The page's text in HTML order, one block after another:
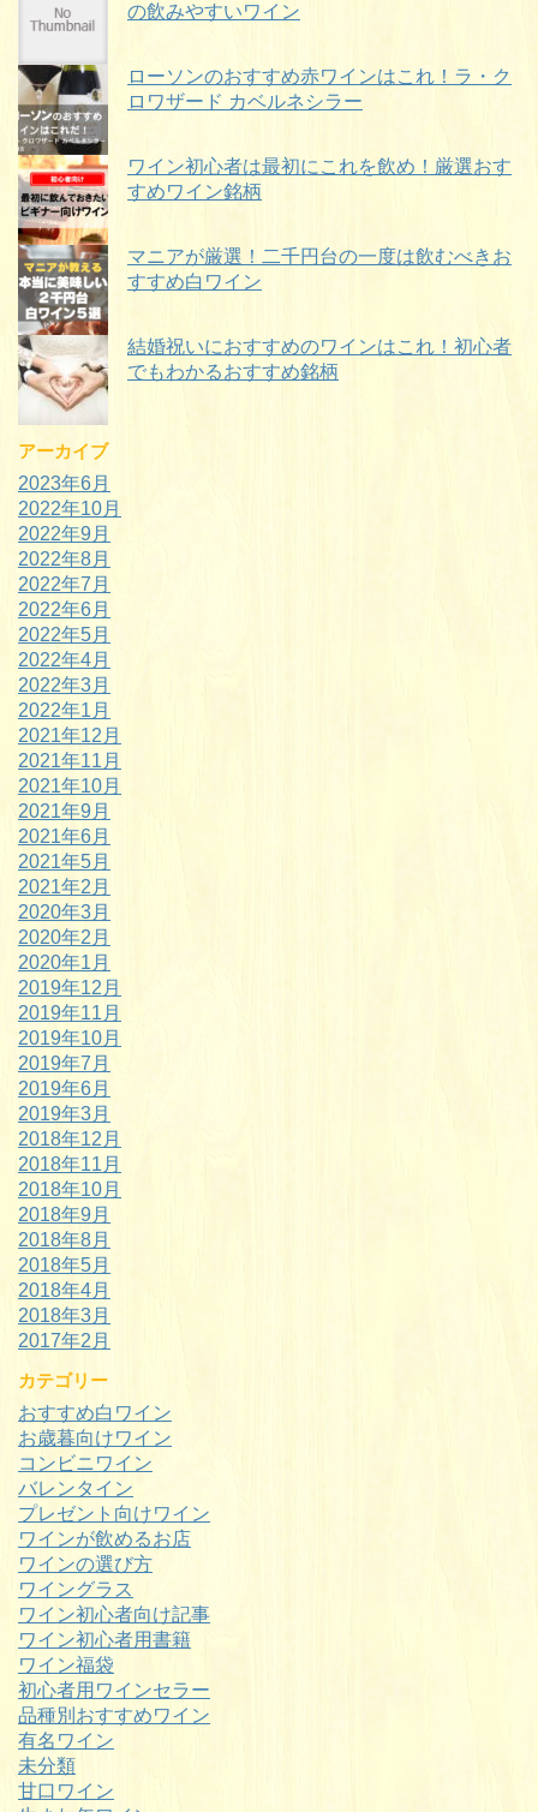
の飲みやすいワイン
ローソンのおすすめ赤ワインはこれ！ラ・ク
ロワザード カベルネシラー
ワイン初心者は最初にこれを飲め！厳選おす
すめワイン銘柄
マニアが厳選！二千円台の一度は飲むべきお
すすめ白ワイン
結婚祝いにおすすめのワインはこれ！初心者
でもわかるおすすめ銘柄
アーカイブ
2023年6月
2022年10月
2022年9月
2022年8月
2022年7月
2022年6月
2022年5月
2022年4月
2022年3月
2022年1月
2021年12月
2021年11月
2021年10月
2021年9月
2021年6月
2021年5月
2021年2月
2020年3月
2020年2月
2020年1月
2019年12月
2019年11月
2019年10月
2019年7月
2019年6月
2019年3月
2018年12月
2018年11月
2018年10月
2018年9月
2018年8月
2018年5月
2018年4月
2018年3月
2017年2月
カテゴリー
おすすめ白ワイン
お歳暮向けワイン
コンビニワイン
バレンタイン
プレゼント向けワイン
ワインが飲めるお店
ワインの選び方
ワイングラス
ワイン初心者向け記事
ワイン初心者用書籍
ワイン福袋
初心者用ワインセラー
品種別おすすめワイン
有名ワイン
未分類
甘口ワイン